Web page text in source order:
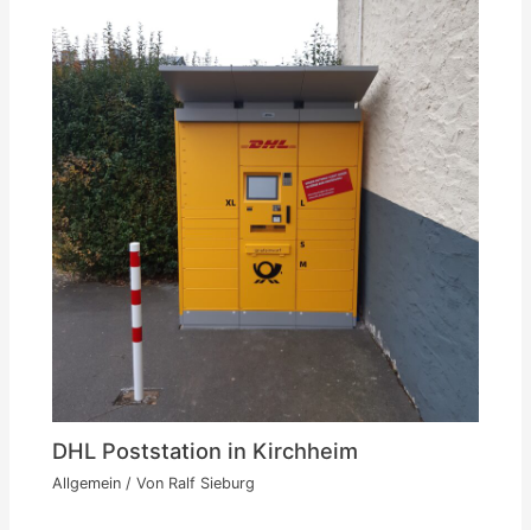
DHL Poststation in Kirchheim
Allgemein / Von Ralf Sieburg